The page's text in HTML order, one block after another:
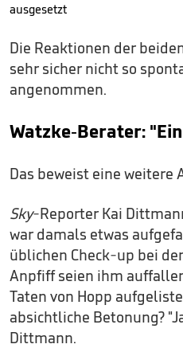
ausgesetzt
Die Reaktionen der
sehr sicher nicht so
angenommen.
Watzke-Berater:
Das beweist eine weitere
Sky-Reporter Kai
war damals etwas
üblichen Check-up bei
Anpfiff seien ihm
Taten von Hopp
absichtliche Betonung?
Dittmann.